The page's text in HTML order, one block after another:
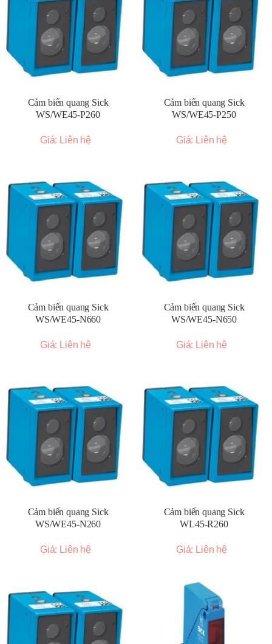
Cảm biến quang Sick
WS/WE45-P260
Giá: Liên hệ
Cảm biến quang Sick
WS/WE45-P250
Giá: Liên hệ
Cảm biến quang Sick
WS/WE45-N660
Giá: Liên hệ
Cảm biến quang Sick
WS/WE45-N650
Giá: Liên hệ
Cảm biến quang Sick
WS/WE45-N260
Giá: Liên hệ
Cảm biến quang Sick
WL45-R260
Giá: Liên hệ